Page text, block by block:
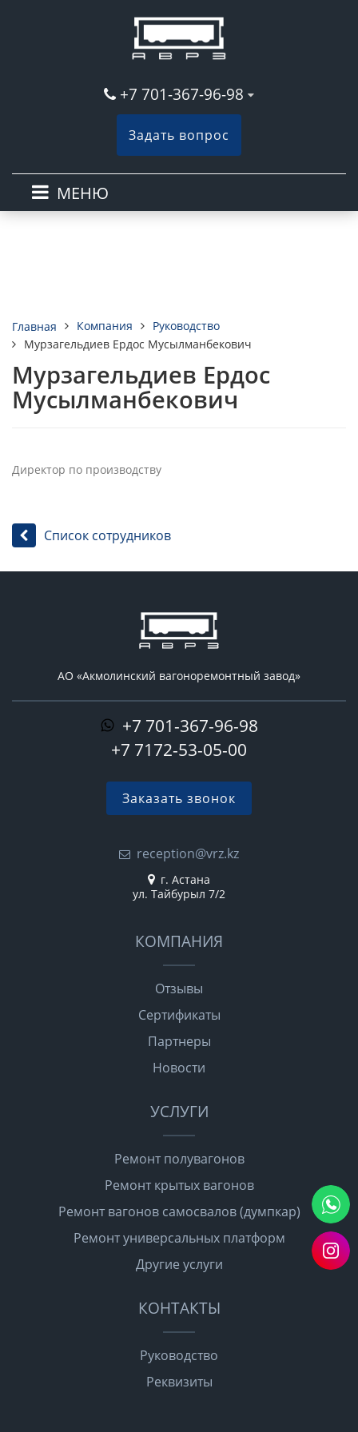
+7 701-367-96-98
Задать вопрос
МЕНЮ
Главная Компания
Руководство
Мурзагельдиев Ердос Мусылманбекович
Мурзагельдиев Ердос
Мусылманбекович
Директор по производству
Список сотрудников
АО «Акмолинский вагоноремонтный завод»
+7 701-367-96-98
+7 7172-53-05-00
Заказать звонок
reception@vrz.kz
г. Астана
ул. Тайбурыл 7/2
КОМПАНИЯ
Отзывы
Сертификаты
Партнеры
Новости
УСЛУГИ
Ремонт полувагонов
Ремонт крытых вагонов
Ремонт вагонов самосвалов (думпкар)
Ремонт универсальных платформ
Другие услуги
КОНТАКТЫ
Руководство
Реквизиты